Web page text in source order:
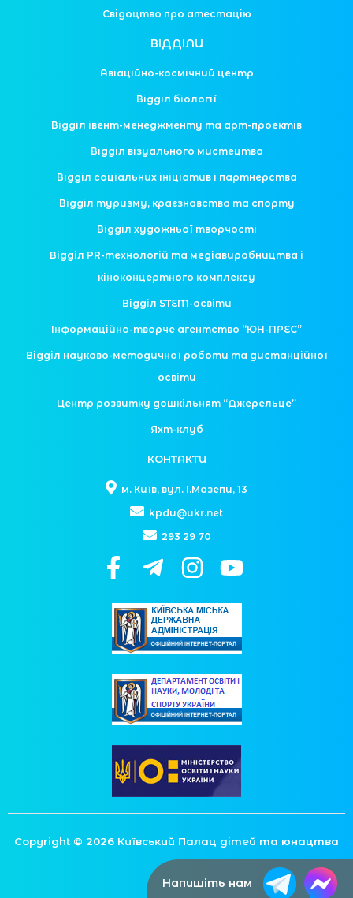
Напишіть нам
Свідоцтво про атестацію
ВІДДІЛИ
Авіаційно-космічний центр
Відділ біології
Відділ івент-менеджменту та арт-проектів
Відділ візуального мистецтва
Відділ соціальних ініціатив і партнерства
Відділ туризму, краєзнавства та спорту
Відділ художньої творчості
Відділ PR-технологій та медіавиробництва і
кіноконцертного комплексу
Відділ STEM-освіти
Інформаційно-творче агентство “ЮН-ПРЕС”
Відділ науково-методичної роботи та дистанційної
освіти
Центр розвитку дошкільнят “Джерельце”
Яхт-клуб
КОНТАКТИ
м. Київ, вул. І.Мазепи, 13
kpdu@ukr.net
293 29 70
Copyright © 2026 Київський Палац дітей та юнацтва